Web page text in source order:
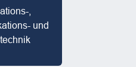
,
und